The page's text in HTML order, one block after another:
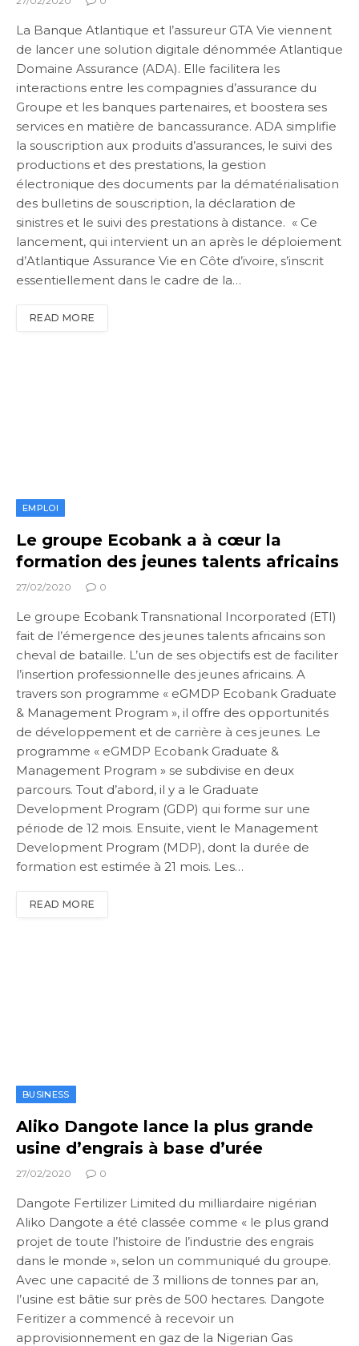
La Banque Atlantique et l’assureur GTA Vie viennent
de lancer une solution digitale dénommée Atlantique
Domaine Assurance (ADA). Elle facilitera les
interactions entre les compagnies d’assurance du
Groupe et les banques partenaires, et boostera ses
services en matière de bancassurance. ADA simplifie
la souscription aux produits d’assurances, le suivi des
productions et des prestations, la gestion
électronique des documents par la dématérialisation
des bulletins de souscription, la déclaration de
sinistres et le suivi des prestations à distance. « Ce
lancement, qui intervient un an après le déploiement
d’Atlantique Assurance Vie en Côte d’ivoire, s’inscrit
essentiellement dans le cadre de la…
READ MORE
EMPLOI
Le groupe Ecobank a à cœur la
formation des jeunes talents africains
27/02/2020 0
Le groupe Ecobank Transnational Incorporated (ETI)
fait de l’émergence des jeunes talents africains son
cheval de bataille. L’un de ses objectifs est de faciliter
l’insertion professionnelle des jeunes africains. A
travers son programme « eGMDP Ecobank Graduate
& Management Program », il offre des opportunités
de développement et de carrière à ces jeunes. Le
programme « eGMDP Ecobank Graduate &
Management Program » se subdivise en deux
parcours. Tout d’abord, il y a le Graduate
Development Program (GDP) qui forme sur une
période de 12 mois. Ensuite, vient le Management
Development Program (MDP), dont la durée de
formation est estimée à 21 mois. Les…
READ MORE
BUSINESS
Aliko Dangote lance la plus grande
usine d’engrais à base d’urée
27/02/2020 0
Dangote Fertilizer Limited du milliardaire nigérian
Aliko Dangote a été classée comme « le plus grand
projet de toute l’histoire de l’industrie des engrais
dans le monde », selon un communiqué du groupe.
Avec une capacité de 3 millions de tonnes par an,
l’usine est bâtie sur près de 500 hectares. Dangote
Feritizer a commencé à recevoir un
approvisionnement en gaz de la Nigerian Gas